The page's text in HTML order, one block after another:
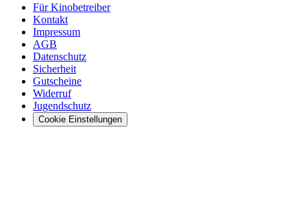
Für Kinobetreiber
Kontakt
Impressum
AGB
Datenschutz
Sicherheit
Gutscheine
Widerruf
Jugendschutz
Cookie Einstellungen